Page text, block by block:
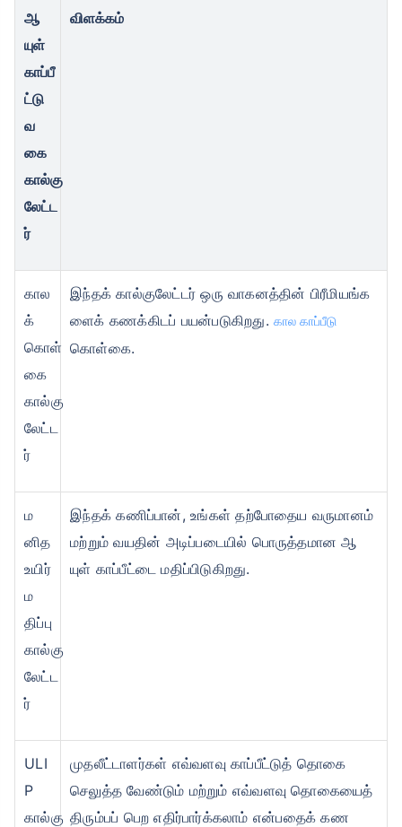
ஆ
யுள்
காப்பீ
ட்டு
வ
கை
கால்கு
லேட்ட
ர்
விளக்கம்
கால
க்
கொள்
கை
கால்கு
லேட்ட
ர்
இந்தக் கால்குலேட்டர் ஒரு வாகனத்தின் பிரீமியங்க
ளைக் கணக்கிடப் பயன்படுகிறது.கால காப்பீடு
கொள்கை.
ம
னித
உயிர்
ம
திப்பு
கால்கு
லேட்ட
ர்
இந்தக் கணிப்பான், உங்கள் தற்போதைய வருமானம்
மற்றும் வயதின் அடிப்படையில் பொருத்தமான ஆ
யுள் காப்பீட்டை மதிப்பிடுகிறது.
ULI
P
கால்கு
முதலீட்டாளர்கள் எவ்வளவு காப்பீட்டுத் தொகை
செலுத்த வேண்டும் மற்றும் எவ்வளவு தொகையைத்
திரும்பப் பெற எதிர்பார்க்கலாம் என்பதைக் கண
*₹434/மாதம் என்பது 1 கோடி டேர்ம் லைஃப் இன்சூரன்ஸுக்கான தொடக்க விலை — புகைபிடிக்காத, முன்பே
இருக்கும் நோய்கள் இல்லாத நபருக்கு, 36 வயது வரை கவரேஜ். *₹630/மாதம் என்பது 1 கோடி டேர்ம் லைஃப்
புகைபிடிக்காத, முன்பே இருக்கும் நோய்கள் இல்லாத நபருக்கு, 56 வயது வரை கவரேஜ்.